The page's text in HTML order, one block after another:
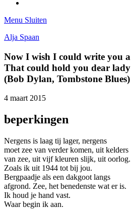
Menu Sluiten
Alja Spaan
Now I wish I could write you
That could hold you dear
(Bob Dylan, Tombstone Blues)
4 maart 2015
beperkingen
Nergens is laag tij lager, nergens
moet zee van verder komen, uit kelders
van zee, uit vijf kleuren slijk, uit oorlog.
Zoals ik uit 1944 tot bij jou.
Bergpaadje als een dakgoot langs
afgrond. Zee, het benedenste wat er is.
Ik houd je hand vast.
Waar begin ik aan.